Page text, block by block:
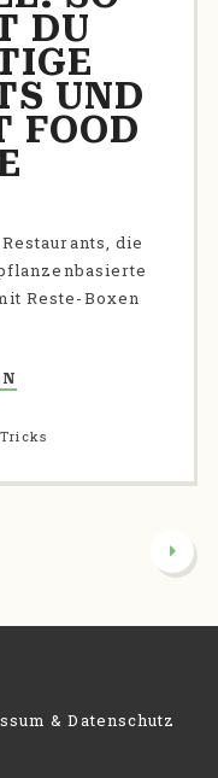
DU
UND
FOOD
die
Reste-Boxen
& Datenschutz